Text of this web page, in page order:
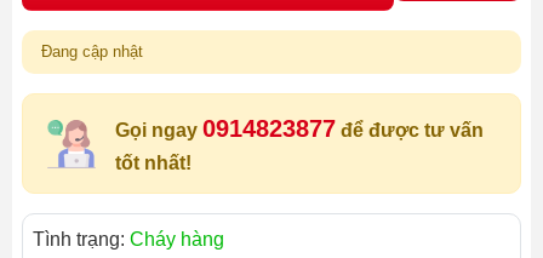
Đang cập nhật
Gọi ngay 0914823877 để được tư vấn
tốt nhất!
Tình trạng: Cháy hàng